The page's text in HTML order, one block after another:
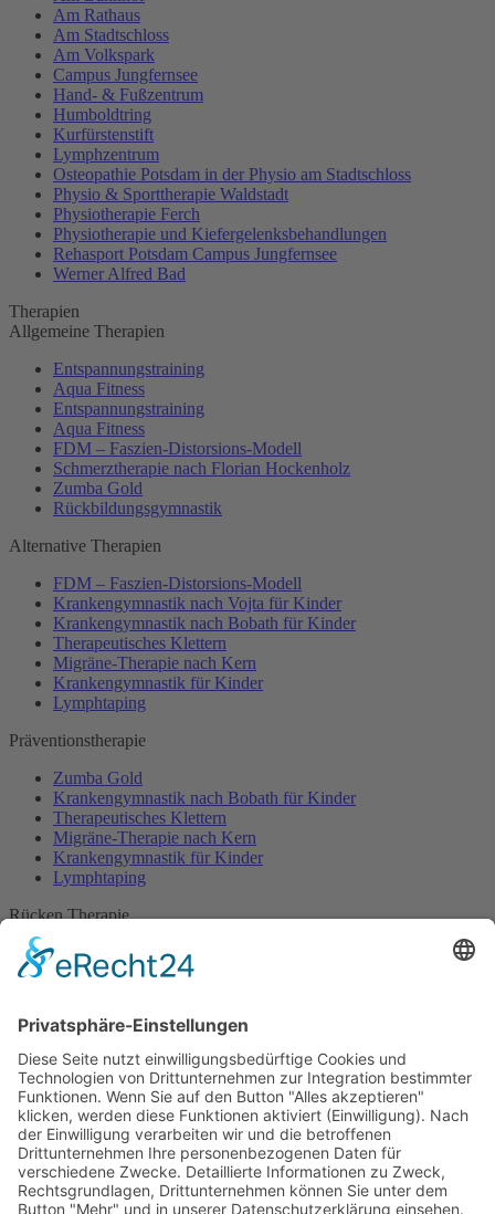
Am Rathaus
Am Stadtschloss
Am Volkspark
Campus Jungfernsee
Hand- & Fußzentrum
Humboldtring
Kurfürstenstift
Lymphzentrum
Osteopathie Potsdam in der Physio am Stadtschloss
Physio & Sporttherapie Waldstadt
Physiotherapie Ferch
Physiotherapie und Kiefergelenksbehandlungen
Rehasport Potsdam Campus Jungfernsee
Werner Alfred Bad
Therapien
Allgemeine Therapien
Entspannungstraining
Aqua Fitness
Entspannungstraining
Aqua Fitness
FDM – Faszien-Distorsions-Modell
Schmerztherapie nach Florian Hockenholz
Zumba Gold
Rückbildungsgymnastik
Alternative Therapien
FDM – Faszien-Distorsions-Modell
Krankengymnastik nach Vojta für Kinder
Krankengymnastik nach Bobath für Kinder
Therapeutisches Klettern
Migräne-Therapie nach Kern
Krankengymnastik für Kinder
Lymphtaping
Präventionstherapie
Zumba Gold
Krankengymnastik nach Bobath für Kinder
Therapeutisches Klettern
Migräne-Therapie nach Kern
Krankengymnastik für Kinder
Lymphtaping
Rücken Therapie
Therapeutisches Klettern
Entspannungstraining
Zumba Gold
Rückbildungsgymnastik
Kinder Therapie
Krankengymnastik nach Vojta für Kinder
Krankengymnastik nach Bobath für Kinder
Krankengymnastik für Kinder
Therapeuten